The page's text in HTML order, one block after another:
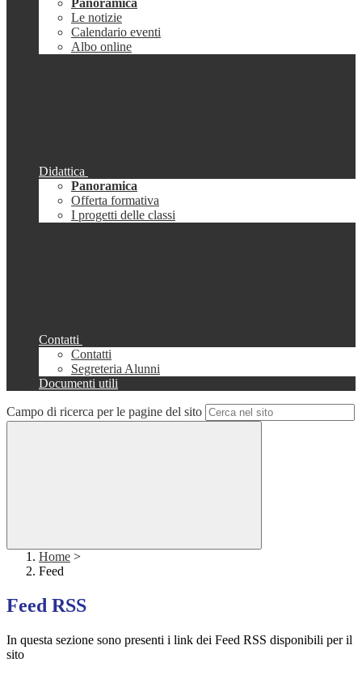
Panoramica
Le notizie
Calendario eventi
Albo online
Didattica
Panoramica
Offerta formativa
I progetti delle classi
Contatti
Contatti
Segreteria Alunni
Documenti utili
Campo di ricerca per le pagine del sito
Home >
Feed
Feed RSS
In questa sezione sono presenti i link dei Feed RSS disponibili per il
sito